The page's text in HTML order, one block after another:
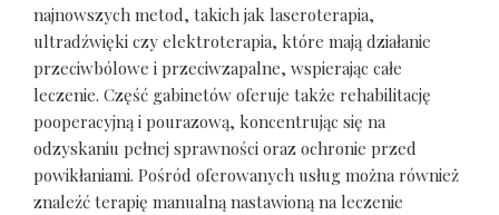
najnowszych metod, takich jak laseroterapia,
ultradźwięki czy elektroterapia, które mają działanie
przeciwbólowe i przeciwzapalne, wspierając całe
leczenie. Część gabinetów oferuje także rehabilitację
pooperacyjną i pourazową, koncentrując się na
odzyskaniu pełnej sprawności oraz ochronie przed
powikłaniami. Pośród oferowanych usług można również
znaleźć terapię manualną nastawioną na leczenie